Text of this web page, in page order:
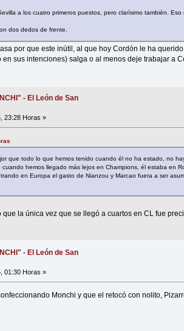
a los cuatro primeros puestos, pero clarísimo también.
dos dedos de frente.
por que este inútil, al que hoy Cordón le ha
sus intenciones) salga o al menos deje trabajar a
- El León de San
23:28 Horas »
que todo lo que hemos tenido cuando él no ha estado, no
hemos llegado más lejos en Champions, él estaba en
en Europa el gasto de Nianzou y Marcao fuera a ser
la única vez que se llegó a cuartos en CL fue
- El León de San
01:30 Horas »
Monchi y que el retocó con nolito,